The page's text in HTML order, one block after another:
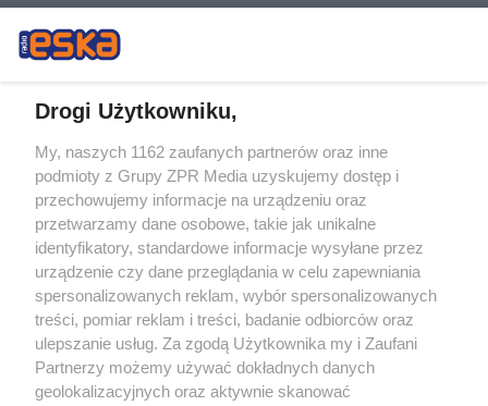
Żaden utwór zamieszczony w serwisie nie może być powielany i
rozpowszechniany lub dalej rozpowszechniany w jakikolwiek sposób (w
tym także elektroniczny lub mechaniczny) na jakimkolwiek polu
eksploatacji w jakiejkolwiek formie, włącznie z umieszczaniem w Internecie
bez pisemnej zgody właściciela praw. Jakiekolwiek użycie lub
wykorzystanie utworów w całości lub w części z naruszeniem prawa, tzn.
bez właściwej zgody, jest zabronione pod groźbą kary i może być ścigane
prawnie.
Drogi Użytkowniku,
My, naszych 1162 zaufanych partnerów oraz inne
podmioty z Grupy ZPR Media uzyskujemy dostęp i
przechowujemy informacje na urządzeniu oraz
przetwarzamy dane osobowe, takie jak unikalne
identyfikatory, standardowe informacje wysyłane przez
urządzenie czy dane przeglądania w celu zapewniania
spersonalizowanych reklam, wybór spersonalizowanych
treści, pomiar reklam i treści, badanie odbiorców oraz
ulepszanie usług. Za zgodą Użytkownika my i Zaufani
Partnerzy możemy używać dokładnych danych
geolokalizacyjnych oraz aktywnie skanować